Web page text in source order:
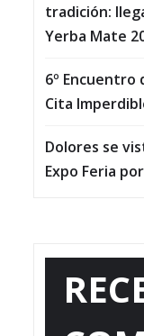
tradición:
Yerba Mate
6º Encuentro
Cita
Dolores se
Expo Feria